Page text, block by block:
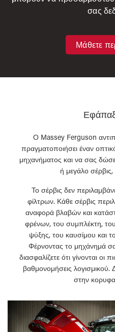
σας
Μάθετε
Ο Massey Ferguson
πραγματοποιήσει έναν
μηχανήματος και να σας
ή μεγάλο σέρβις,
Το σέρβις δεν
φίλτρων. Κάθε σέρβις
αναφορά βλαβών και
φρένων, του συμπλέκτη, του
ψύξης, του καυσίμου και
Φέρνοντας το μηχάνημά
διασφαλίζετε ότι γίνονται
βαθμονομήσεις
στην